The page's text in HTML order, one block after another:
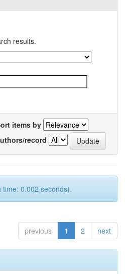
results.
items by
record
0.002 seconds).
previous 1 2 next